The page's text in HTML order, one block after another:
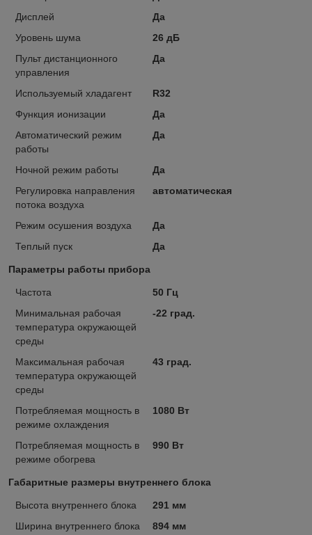
Дисплей
Да
Уровень шума
26 дБ
Пульт дистанционного
управления
Да
Используемый хладагент
R32
Функция ионизации
Да
Автоматический режим
работы
Да
Ночной режим работы
Да
Регулировка направления
потока воздуха
автоматическая
Режим осушения воздуха
Да
Теплый пуск
Да
Параметры работы прибора
Частота
50 Гц
Минимальная рабочая
температура окружающей
среды
-22 град.
Максимальная рабочая
температура окружающей
среды
43 град.
Потребляемая мощность в
режиме охлаждения
1080 Вт
Потребляемая мощность в
режиме обогрева
990 Вт
Габаритные размеры внутреннего блока
Высота внутреннего блока
291 мм
Ширина внутреннего блока
894 мм